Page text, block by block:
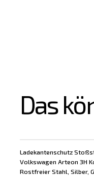
Das
Ladekantenschutz
Volkswagen Arteon 3H
Rostfreier Stahl, Silber,